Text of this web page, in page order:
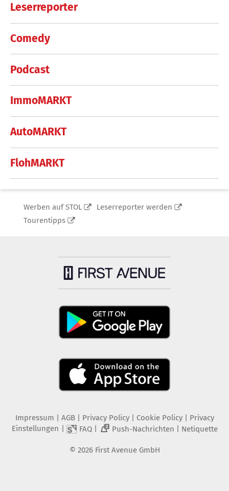
Leserreporter
Comedy
Podcast
ImmoMARKT
AutoMARKT
FlohMARKT
Werben auf STOL
Leserreporter werden
Tourentipps
Impressum AGB Privacy Policy| Cookie Policy| Privacy
Einstellungen
FAQ| 2 Push-Nachrichten Netiquette
© 2026 First Avenue GmbH